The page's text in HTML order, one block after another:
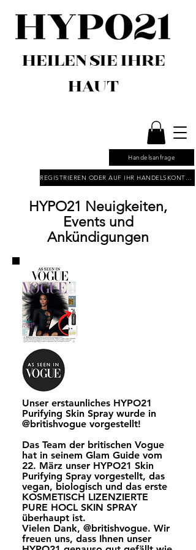
Handelsanfrage
REGISTRIEREN ODER AUF IHR HANDELSKONTO ZUGREIFEN
HEILEN SIE IHRE
HAUT
HYPO21 Neuigkeiten,
Events und
Ankündigungen
Unser erstaunliches HYPO21
Purifying Skin Spray wurde in
@britishvogue vorgestellt!
Das Team der britischen Vogue
hat in seinem Glam Guide vom
22. März unser HYPO21 Skin
Purifying Spray vorgestellt, das
vegan, biologisch und das erste
KOSMETISCH LIZENZIERTE
PURE HOCL SKIN SPRAY
überhaupt ist.
Vielen Dank, @britishvogue. Wir
freuen uns, dass Ihnen unser